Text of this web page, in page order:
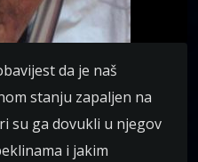
da je naš
stanju zapaljen na
su ga dovukli u njegov
i jakim